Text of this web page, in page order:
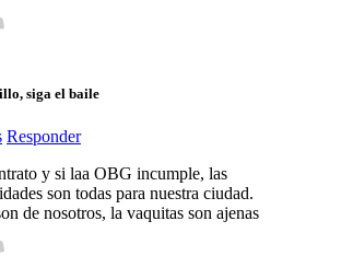
siga el baile
Responder
y si laa OBG incumple, las
son todas para nuestra ciudad.
de nosotros, la vaquitas son ajenas